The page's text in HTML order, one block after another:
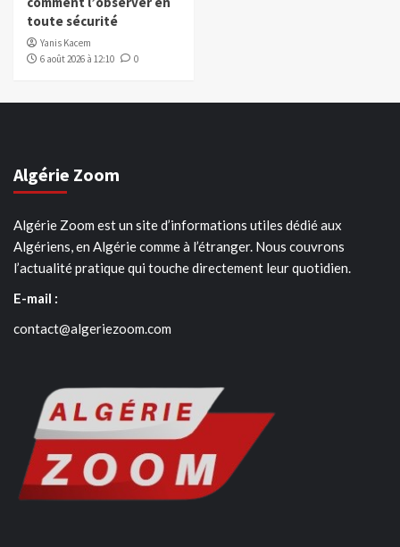
toute sécurité
Yanis Kacem
6 août 2026 à 12:10
0
Algérie Zoom
Algérie Zoom est un site d’informations utiles dédié aux
Algériens, en Algérie comme à l’étranger. Nous couvrons
l’actualité pratique qui touche directement leur quotidien.
E-mail :
contact@algeriezoom.com